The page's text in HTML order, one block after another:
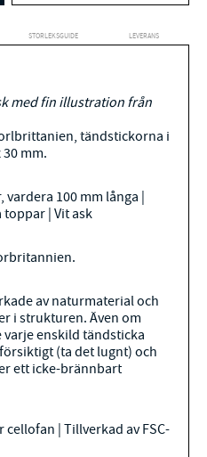
STORLEKSGUIDE LEVERANS
med fin illustration från
tändstickorna i
mm.
100 mm långa |
| Vit ask
av naturmaterial och
i strukturen. Även om
enskild tändsticka
(ta det lugnt) och
ett icke-brännbart
| Tillverkad av FSC-